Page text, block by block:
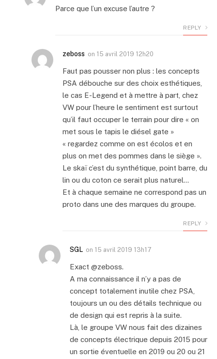
Parce que l’un excuse l’autre ?
REPLY
zeboss on 15 avril 2019 12h20
Faut pas pousser non plus : les concepts
PSA débouche sur des choix esthétiques,
le cas E-Legend et à mettre à part, chez
VW pour l’heure le sentiment est surtout
qu’il faut occuper le terrain pour dire « on
met sous le tapis le diésel gate »
« regardez comme on est écolos et en
plus on met des pommes dans le siège ».
Le skaï c’est du synthétique, point barre, du
lin ou du coton ce serait plus naturel…
Et à chaque semaine ne correspond pas un
proto dans une des marques du groupe.
REPLY
SGL on 15 avril 2019 13h17
Exact @zeboss.
A ma connaissance il n’y a pas de
concept totalement inutile chez PSA,
toujours un ou des détails technique ou
de design qui est repris à la suite.
Là, le groupe VW nous fait des dizaines
de concepts électrique depuis 2015 pour
un sortie éventuelle en 2019 ou 20 ou 21